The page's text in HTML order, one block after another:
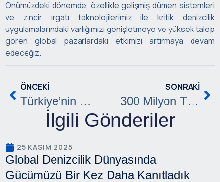
Önümüzdeki dönemde, özellikle gelişmiş dümen sistemleri
ve zincir ırgatı teknolojilerimiz ile kritik denizcilik
uygulamalarındaki varlığımızı genişletmeye ve yüksek talep
gören global pazarlardaki etkimizi artırmaya devam
edeceğiz.
ÖNCEKI
Türkiye’nin Mühendislik Gücü, Küresel Denizcilikte Yükseliyor
SONRAKI
300 Milyon TL’lik Yeni Fabrika Yatırımımızla Üretim Kapasitemizi İki Katına Çıkarıyoruz
İlgili Gönderiler
25 KASIM 2025
Global Denizcilik Dünyasında
Gücümüzü Bir Kez Daha Kanıtladık